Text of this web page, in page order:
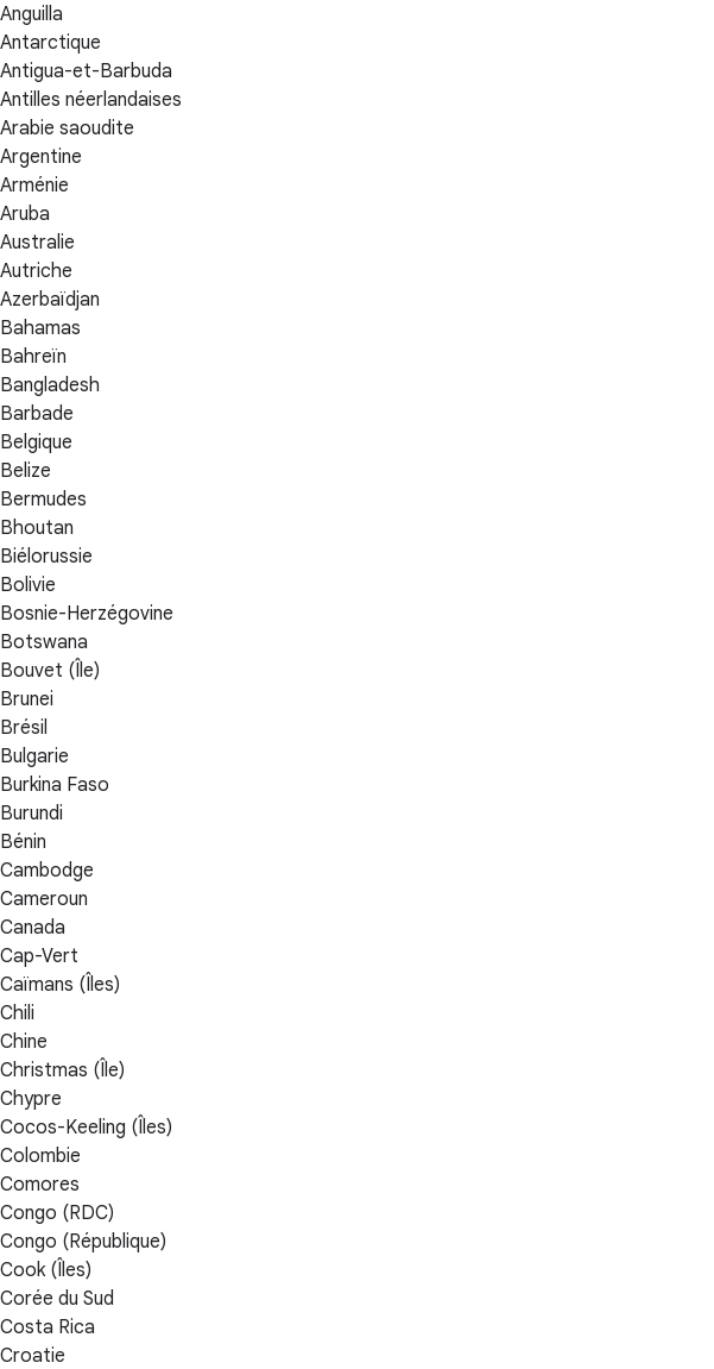
Anguilla
Antarctique
Antigua-et-Barbuda
Antilles néerlandaises
Arabie saoudite
Argentine
Arménie
Aruba
Australie
Autriche
Azerbaïdjan
Bahamas
Bahreïn
Bangladesh
Barbade
Belgique
Belize
Bermudes
Bhoutan
Biélorussie
Bolivie
Bosnie-Herzégovine
Botswana
Bouvet (Île)
Brunei
Brésil
Bulgarie
Burkina Faso
Burundi
Bénin
Cambodge
Cameroun
Canada
Cap-Vert
Caïmans (Îles)
Chili
Chine
Christmas (Île)
Chypre
Cocos-Keeling (Îles)
Colombie
Comores
Congo (RDC)
Congo (République)
Cook (Îles)
Corée du Sud
Costa Rica
Croatie